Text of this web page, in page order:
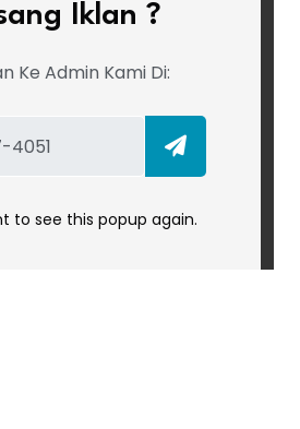
Iklan ?
Ke Admin Kami Di:
to see this popup again.